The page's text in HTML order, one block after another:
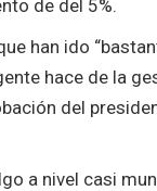
de del 5%.
han ido
hace de la
del
a nivel casi